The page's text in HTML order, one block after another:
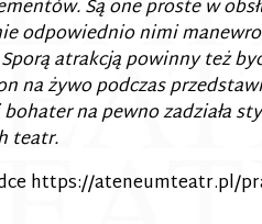
Są one proste w
odpowiednio nimi
atrakcją powinny też
na żywo podczas
na pewno zadziała
teatr.
https://ateneumteatr.pl/